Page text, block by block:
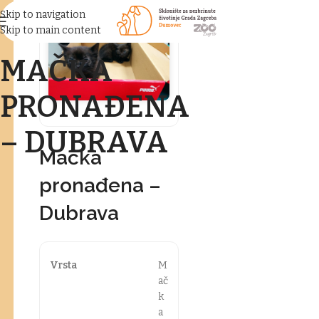
Skip to navigation
Skip to main content
MAČKA
PRONAĐENA
– DUBRAVA
Mačka
pronađena –
Dubrava
Vrsta
M
ač
k
a